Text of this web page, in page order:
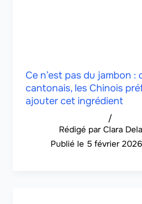
Ce n’est pas du jambon :
cantonais, les Chinois
ajouter cet ingrédient
Clara
/
5 février 2026